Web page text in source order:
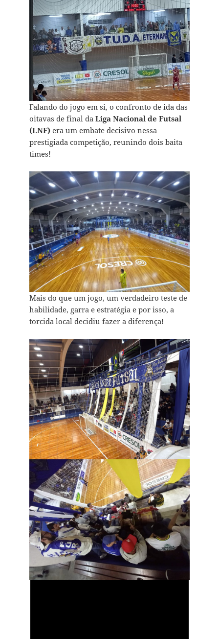
Falando do jogo em si, o confronto de ida das
oitavas de final da Liga Nacional de Futsal
(LNF) era um embate decisivo nessa
prestigiada competição, reunindo dois baita
times!
Mais do que um jogo, um verdadeiro teste de
habilidade, garra e estratégia e por isso, a
torcida local decidiu fazer a diferença!